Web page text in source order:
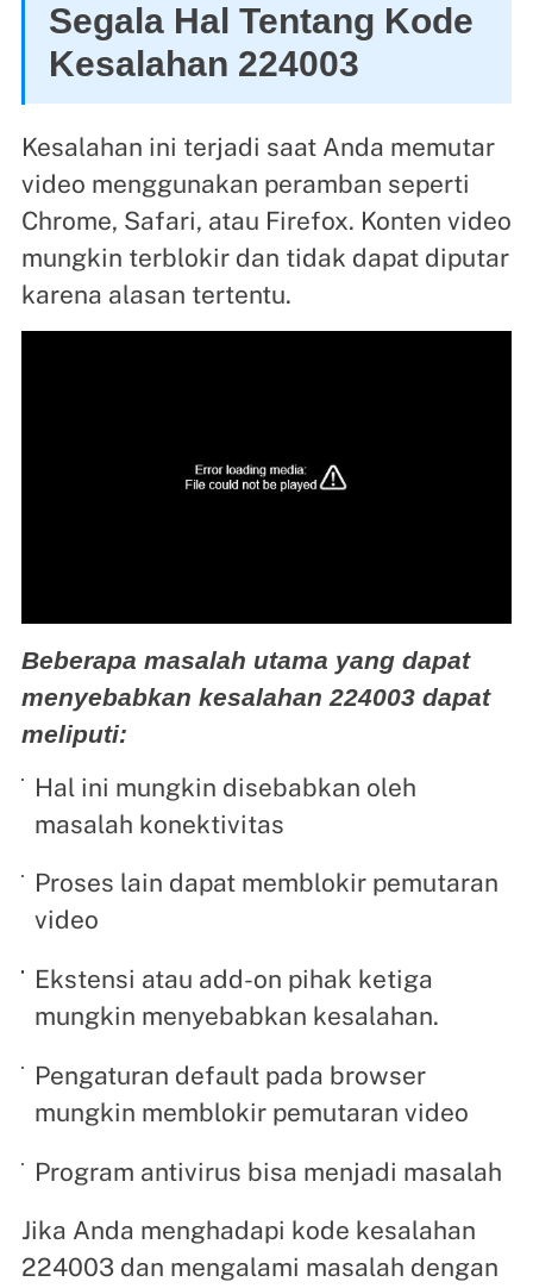
Segala Hal Tentang Kode
Kesalahan 224003
Kesalahan ini terjadi saat Anda memutar
video menggunakan peramban seperti
Chrome, Safari, atau Firefox. Konten video
mungkin terblokir dan tidak dapat diputar
karena alasan tertentu.
Beberapa masalah utama yang dapat
menyebabkan kesalahan 224003 dapat
meliputi:
Hal ini mungkin disebabkan oleh
masalah konektivitas
Proses lain dapat memblokir pemutaran
video
Ekstensi atau add-on pihak ketiga
mungkin menyebabkan kesalahan.
Pengaturan default pada browser
mungkin memblokir pemutaran video
Program antivirus bisa menjadi masalah
Jika Anda menghadapi kode kesalahan
224003 dan mengalami masalah dengan